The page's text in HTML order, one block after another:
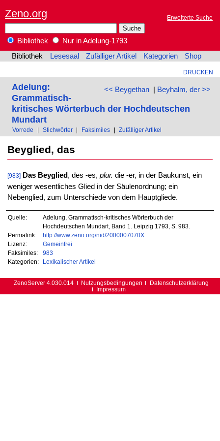
Zeno.org Erweiterte Suche
Bibliothek
Nur in Adelung-1793
Bibliothek
Lesesaal Zufälliger Artikel Kategorien Shop
DRUCKEN
<< Beygethan| Beyhalm, der >>
Adelung:
Grammatisch-
kritisches Wörterbuch der Hochdeutschen
Mundart
Vorrede Stichwörter Faksimiles Zufälliger Artikel
Beyglied, das
[983] Das Beyglied, des -es, plur. die -er, in der Baukunst, ein
weniger wesentliches Glied in der Säulenordnung; ein
Nebenglied, zum Unterschiede von dem Hauptgliede.
Quelle:
Adelung, Grammatisch-kritisches Wörterbuch der
Hochdeutschen Mundart, Band 1. Leipzig 1793, S. 983.
Permalink:
http://www.zeno.org/nid/2000007070X
Lizenz:
Gemeinfrei
Faksimiles:
983
Kategorien:
Lexikalischer Artikel
ZenoServer 4.030.014 Nutzungsbedingungen
Datenschutzerklärung
Impressum